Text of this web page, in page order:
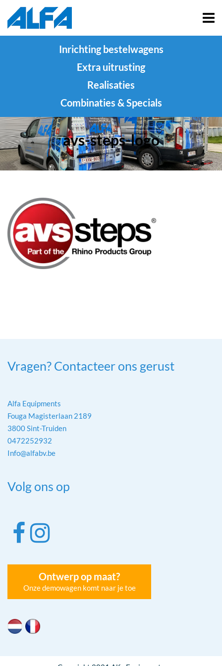
Inrichting bestelwagens
Extra uitrusting
Realisaties
Combinaties & Specials
avs-steps-logo
Vragen? Contacteer ons gerust
Alfa Equipments
Fouga Magisterlaan 2189
3800 Sint-Truiden
0472252932
Info@alfabv.be
Volg ons op
Ontwerp op maat?
Onze demowagen komt naar je toe